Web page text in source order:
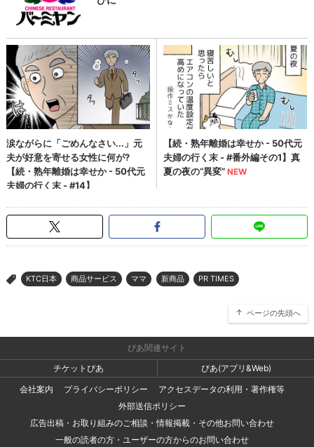
> KTC日本 商品サービス ママ 新商品 PR TIMES
ページの先頭へ
ぴあ関連サイト
チケットぴあ
ぴあ(アプリ&Web)
会社案内
プライバシーポリシー
アクセスデータの利用・著作権等
外部送信ポリシー
広告出稿・お取り組みのご相談・情報掲載・その他お問い合わせ
一般の読者の方・ユーザーの方からのお問い合わせ